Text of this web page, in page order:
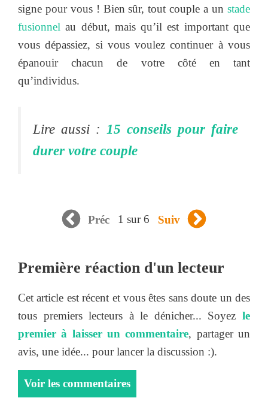
signe pour vous ! Bien sûr, tout couple a un stade
fusionnel au début, mais qu’il est important que
vous dépassiez, si vous voulez continuer à vous
épanouir chacun de votre côté en tant
qu’individus.
Lire aussi : 15 conseils pour faire
durer votre couple
Préc 1 sur 6 Suiv
Première réaction d'un lecteur
Cet article est récent et vous êtes sans doute un des
tous premiers lecteurs à le dénicher... Soyez le
premier à laisser un commentaire, partager un
avis, une idée... pour lancer la discussion :).
Voir les commentaires